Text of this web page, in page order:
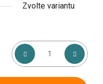
Zvolte variantu